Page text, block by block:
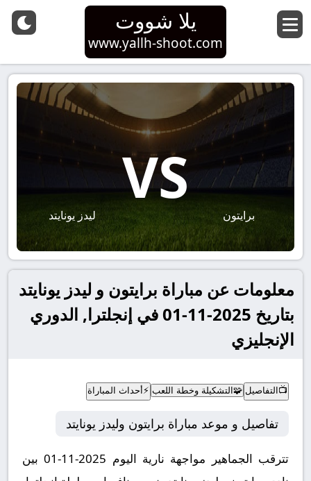
يلا شووت
www.yallh-shoot.com
برايتون
VS
ليدز يونايتد
معلومات عن مباراة برايتون و ليدز يونايتد
بتاريخ 2025-11-01 في إنجلترا, الدوري
الإنجليزي
📺 التفاصيل 🧩 التشكيلة وخطة اللعب ⚡ أحداث المباراة
تفاصيل و موعد مباراة برايتون وليدز يونايتد
تترقب الجماهير مواجهة نارية اليوم 2025-11-01 بين